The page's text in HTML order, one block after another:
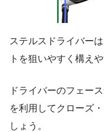
ステルスドライバー
トを狙いやすく構え
ドライバーのフェー
を利用してクローズ
しょう。